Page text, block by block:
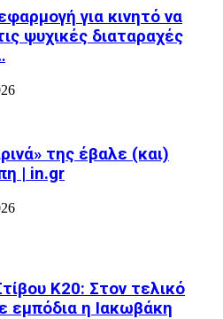
για κινητό να
ψυχικές διαταραχές
της έβαλε (και)
| in.gr
Κ20: Στον τελικό
εμπόδια η Ιακωβάκη